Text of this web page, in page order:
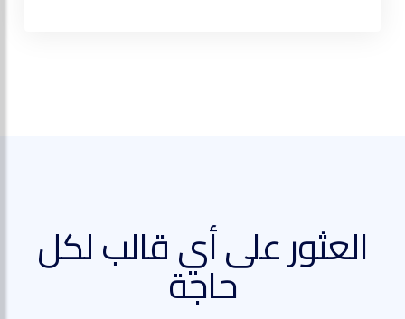
العثور على أي قالب لكل
حاجة